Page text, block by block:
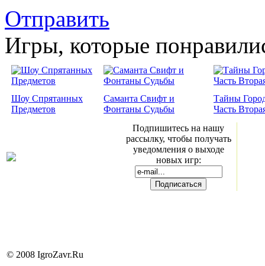
Отправить
Игры, которые
Шоу Спрятанных
Предметов
Саманта Свифт и
Фонтаны Судьбы
Тайны
Часть
Подпишитесь на нашу
рассылку, чтобы получать
уведомления о выходе
новых игр:
© 2008 IgroZavr.Ru